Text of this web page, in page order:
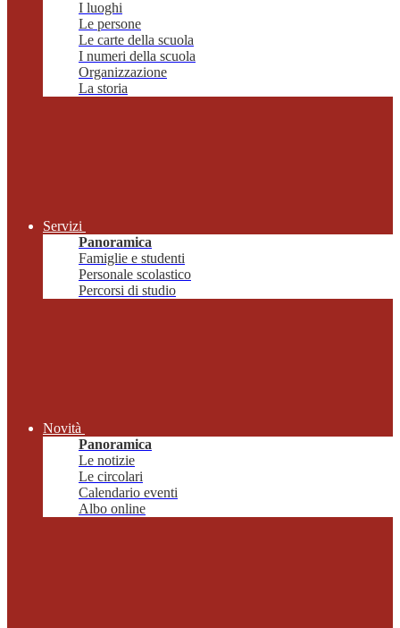
I luoghi
Le persone
Le carte della scuola
I numeri della scuola
Organizzazione
La storia
Servizi
Panoramica
Famiglie e studenti
Personale scolastico
Percorsi di studio
Novità
Panoramica
Le notizie
Le circolari
Calendario eventi
Albo online